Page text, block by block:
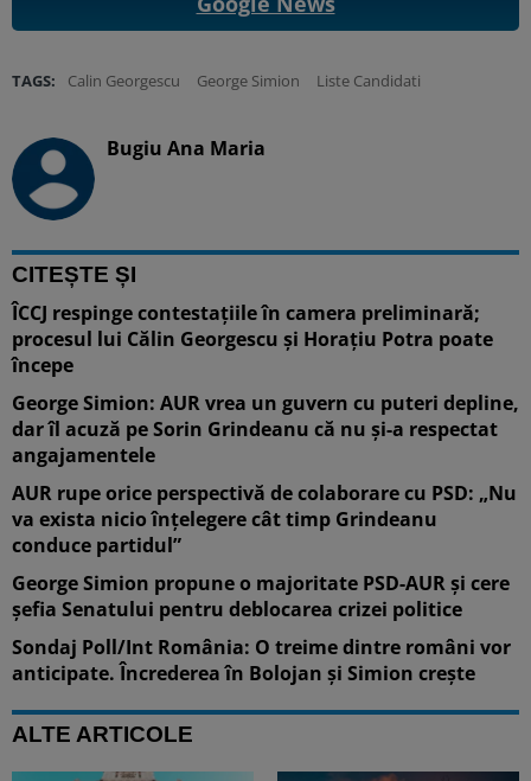
TAGS: Calin Georgescu George Simion Liste Candidati
Bugiu ⁠Ana Maria
CITEȘTE ȘI
ÎCCJ respinge contestațiile în camera preliminară;
procesul lui Călin Georgescu și Horațiu Potra poate
începe
George Simion: AUR vrea un guvern cu puteri depline,
dar îl acuză pe Sorin Grindeanu că nu și-a respectat
angajamentele
AUR rupe orice perspectivă de colaborare cu PSD: „Nu
va exista nicio înțelegere cât timp Grindeanu
conduce partidul”
George Simion propune o majoritate PSD-AUR și cere
șefia Senatului pentru deblocarea crizei politice
Sondaj Poll/Int România: O treime dintre români vor
anticipate. Încrederea în Bolojan și Simion crește
ALTE ARTICOLE